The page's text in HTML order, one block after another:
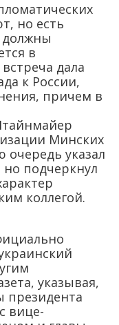
но есть
должны
в
дала
к России,
причем в
Минских
очередь указал
подчеркнул
коллегой.
указывая,
президента
вице-